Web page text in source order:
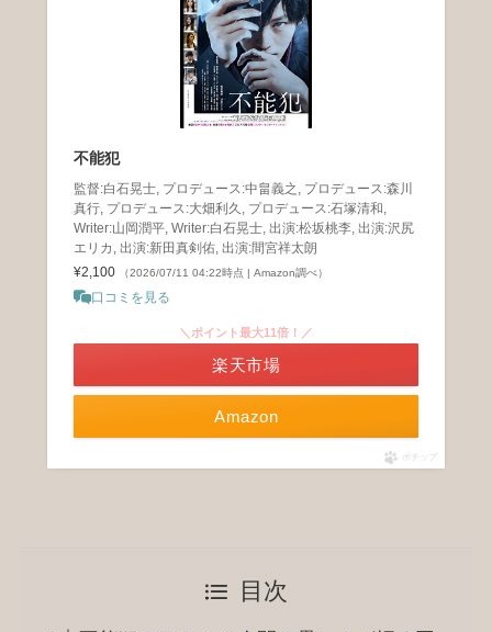
不能犯
監督:白石晃士, プロデュース:中畠義之, プロデュース:森川
真行, プロデュース:大畑利久, プロデュース:石塚清和,
Writer:山岡潤平, Writer:白石晃士, 出演:松坂桃李, 出演:沢尻
エリカ, 出演:新田真剣佑, 出演:間宮祥太朗
¥2,100
（2026/07/11 04:22時点 | Amazon調べ）
口コミを見る
Amazon
＼ポイント最大11倍！／
楽天市場
ポチップ
目次